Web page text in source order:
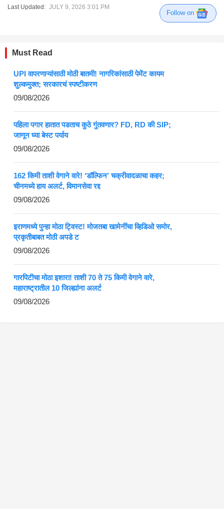
Last Updated: JULY 9, 2026 3:01 PM
Follow on
Must Read
UPI वापरणाऱ्यांसाठी मोठी बातमी! नागरिकांसाठी पेमेंट कायम
शुल्कमुक्त; सरकारचं स्पष्टीकरण
09/08/2026
पहिला पगार हातात पडताच कुठे गुंतवणार? FD, RD की SIP;
जाणून घ्या बेस्ट पर्याय
09/08/2026
162 किमी ताशी वेगाने वारे! ‘डॉल्फिन’ चक्रीवादळाचा कहर;
चीनमध्ये हाय अलर्ट, विमानसेवा रद्द
09/08/2026
इराणमध्ये पुन्हा मोठा ट्विस्ट! मोजतबा खामेनींचा व्हिडिओ समोर,
प्रकृतीबाबत मोठी अपडे ट
09/08/2026
गारपिटीचा मोठा इशारा! ताशी 70 ते 75 किमी वेगाने वारे,
महाराष्ट्रातील 10 जिल्ह्यांना अलर्ट
09/08/2026